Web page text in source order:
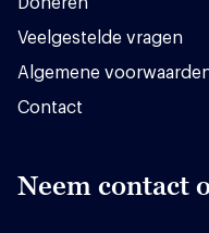
Veelgestelde vragen
Algemene
Contact
Neem contact